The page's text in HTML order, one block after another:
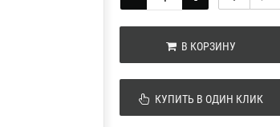
В КОРЗИНУ
КУПИТЬ В ОДИН КЛИК